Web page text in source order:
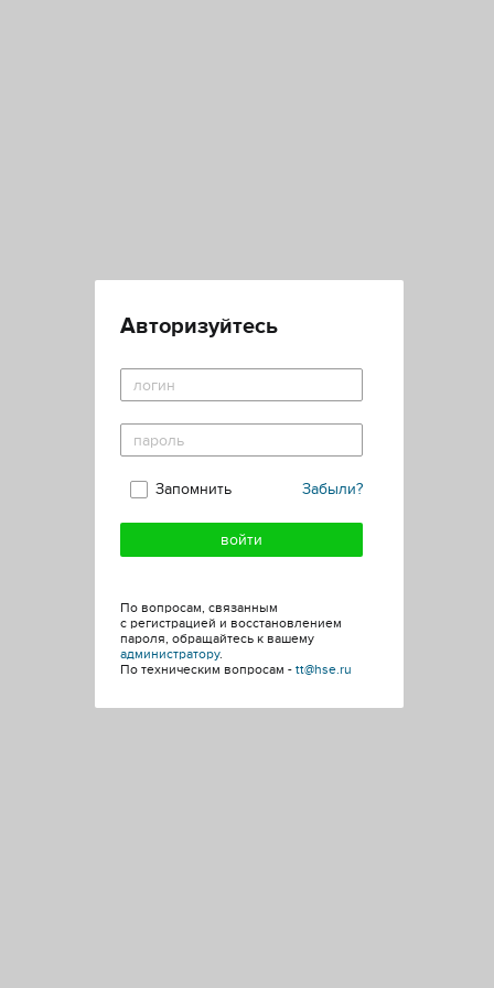
Авторизуйтесь
Забыли?
Запомнить
По вопросам, связанным
с регистрацией и восстановлением
пароля, обращайтесь к вашему
администратору.
По техническим вопросам - tt@hse.ru